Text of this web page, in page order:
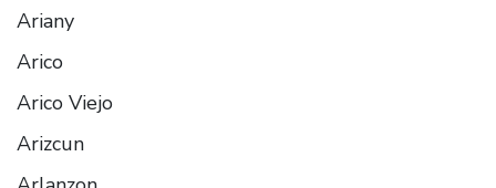
Ariany
Arico
Arico Viejo
Arizcun